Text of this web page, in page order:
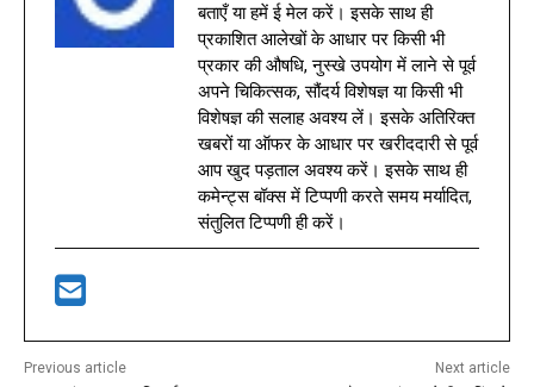
बताएँ या हमें ई मेल करें। इसके साथ ही
प्रकाशित आलेखों के आधार पर किसी भी
प्रकार की औषधि, नुस्खे उपयोग में लाने से पूर्व
अपने चिकित्सक, सौंदर्य विशेषज्ञ या किसी भी
विशेषज्ञ की सलाह अवश्य लें। इसके अतिरिक्त
खबरों या ऑफर के आधार पर खरीददारी से पूर्व
आप खुद पड़ताल अवश्य करें। इसके साथ ही
कमेन्ट्स बॉक्स में टिप्पणी करते समय मर्यादित,
संतुलित टिप्पणी ही करें।
Previous article Next article